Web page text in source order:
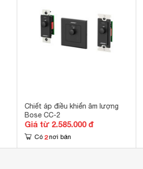
Chiết áp điều khiển âm lượng
Bose CC-2
Giá từ 2.585.000 đ
Có 2 nơi bán